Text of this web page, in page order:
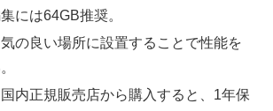
には64GB推奨。
の良い場所に設置することで性能を
国内正規販売店から購入すると、1年保